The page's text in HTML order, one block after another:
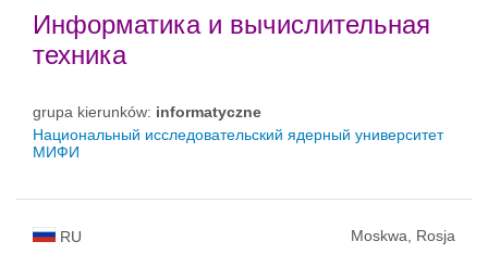
Информатика и вычислительная
техника
grupa kierunków: informatyczne
Национальный исследовательский ядерный университет
МИФИ
RU Moskwa, Rosja